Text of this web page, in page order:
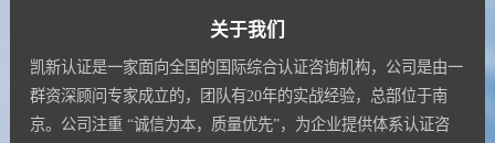
关于我们
凯新认证是一家面向全国的国际综合认证咨询机构，公司是由一
群资深顾问专家成立的，团队有20年的实战经验，总部位于南
京。公司注重 “诚信为本，质量优先”，为企业提供体系认证咨